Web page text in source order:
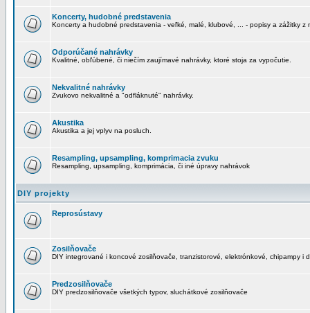
Koncerty, hudobné predstavenia
Koncerty a hudobné predstavenia - veľké, malé, klubové, ... - popisy a zážitky z
Odporúčané nahrávky
Kvalitné, obľúbené, či niečím zaujímavé nahrávky, ktoré stoja za vypočutie.
Nekvalitné nahrávky
Zvukovo nekvalitné a "odfláknuté" nahrávky.
Akustika
Akustika a jej vplyv na posluch.
Resampling, upsampling, komprimacia zvuku
Resampling, upsampling, komprimácia, či iné úpravy nahrávok
DIY projekty
Reprosústavy
Zosilňovače
DIY integrované i koncové zosilňovače, tranzistorové, elektrónkové, chipampy i
Predzosilňovače
DIY predzosilňovače všetkých typov, sluchátkové zosilňovače